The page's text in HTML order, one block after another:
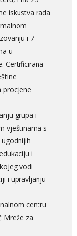
iskustva rada
i 7
u
Certificirana
i
procjene
grupa i
vještinama s
i
vodi
i upravljanju
centru
Mreže za